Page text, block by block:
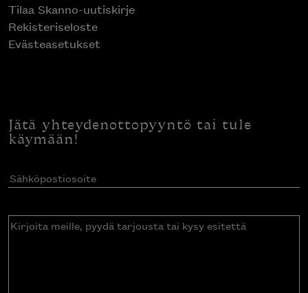
Tilaa Skanno-uutiskirje
Rekisteriseloste
Evästeasetukset
Jätä yhteydenottopyyntö tai tule
käymään!
Sähköpostiosoite(Pakollinen)
Kirjoita